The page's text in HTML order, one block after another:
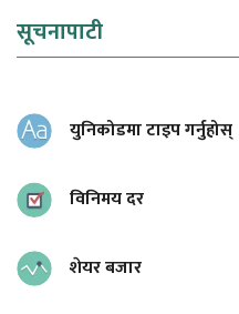
सूचनापाटी
युनिकोडमा टाइप गर्नुहोस्
विनिमय दर
शेयर बजार